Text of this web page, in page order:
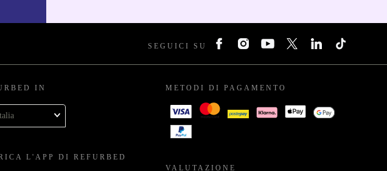
SEGUICI SU
IN
L'APP DI REFURBED
METODI DI PAGAMENTO
VALUTAZIONE